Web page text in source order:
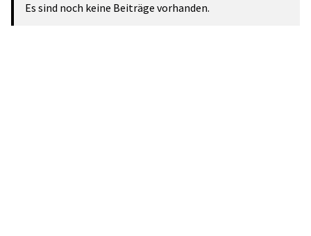
Es sind noch keine Beiträge vorhanden.